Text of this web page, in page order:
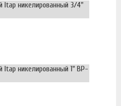
Itap никелированный 3/4"
Itap никелированный 1" ВР-